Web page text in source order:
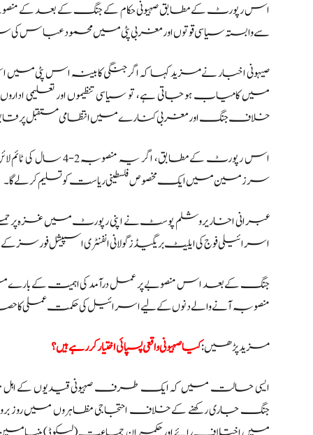
اس رپورٹ کے مطابق صہیونی حکام کے جنگ کے بعد
سے وابستہ سیاسی قوتوں اور مغربی پٹی میں محمود عباس کی
صیہونی اخبار نے مزید کہا کہ اگر جنگی کابینہ اس پٹی
میں کامیاب ہو جاتی ہے، تو سیاسی تنظیموں اور
خلاف جنگ اور مغربی کنارے میں انتظامی مستقبل پر قابو
اس رپورٹ کے
سرزمین میں ایک مخصوص فلسطینی ریاست کو تسلیم کر لے گا ۔
عبرانی اخار یروشلم پوسٹ نے اپنی رپورٹ میں غزہ پر
اسرائیلی فوج کی ایلیٹ بریگیڈز گولانی انفنٹری اسپیشل فورسز کے
جنگ کے بعد اس منصوبے پر عمل درآمد کی اہمیت کے بارے
منصوبہ آنے والے دنوں کے لیے اسرائیل کی حکمت عملی کا
مزید پڑھیں:کیا صہیونی واقعی پسپائی اختیار کر رہے ہیں؟
ایسی حالت میں کہ ایک طرف صہیونی قیدیوں کے
جنگ جاری رکھنے کے خلاف احتجاجی مظاہروں میں روز